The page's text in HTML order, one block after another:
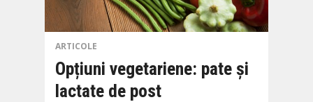
ARTICOLE
Opțiuni vegetariene: pate și
lactate de post